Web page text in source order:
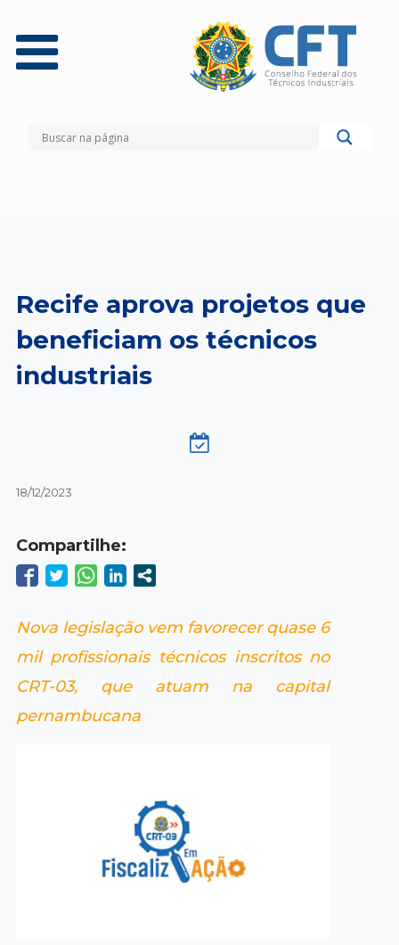
Recife aprova projetos que
beneficiam os técnicos
industriais
18/12/2023
Compartilhe:
Nova legislação vem favorecer quase 6
mil profissionais técnicos inscritos no
CRT-03, que atuam na capital
pernambucana